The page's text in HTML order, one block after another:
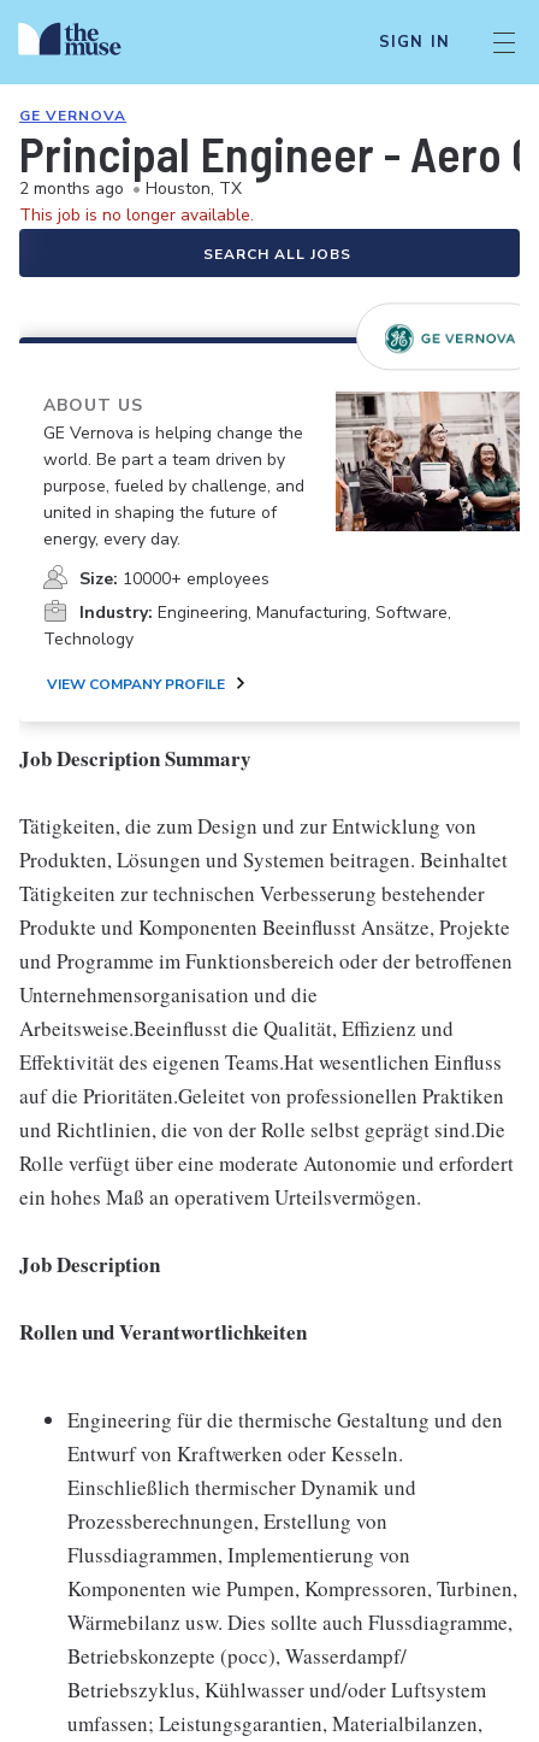
SIGN IN
GE VERNOVA
Principal Engineer - Aero
2 months ago • Houston, TX
This job is no longer available.
SEARCH ALL JOBS
ABOUT US
GE Vernova is helping change the
world. Be part a team driven by
purpose, fueled by challenge, and
united in shaping the future of
energy, every day.
Size: 10000+ employees
Industry: Engineering, Manufacturing, Software,
Technology
VIEW COMPANY PROFILE
Job Description Summary
Tätigkeiten, die zum Design und zur Entwicklung von
Produkten, Lösungen und Systemen beitragen. Beinhaltet
Tätigkeiten zur technischen Verbesserung bestehender
Produkte und Komponenten Beeinflusst Ansätze, Projekte
und Programme im Funktionsbereich oder der betroffenen
Unternehmensorganisation und die
Arbeitsweise.Beeinflusst die Qualität, Effizienz und
Effektivität des eigenen Teams.Hat wesentlichen Einfluss
auf die Prioritäten.Geleitet von professionellen Praktiken
und Richtlinien, die von der Rolle selbst geprägt sind.Die
Rolle verfügt über eine moderate Autonomie und erfordert
ein hohes Maß an operativem Urteilsvermögen.
Job Description
Rollen und Verantwortlichkeiten
Engineering für die thermische Gestaltung und den
Entwurf von Kraftwerken oder Kesseln.
Einschließlich thermischer Dynamik und
Prozessberechnungen, Erstellung von
Flussdiagrammen, Implementierung von
Komponenten wie Pumpen, Kompressoren, Turbinen,
Wärmebilanz usw. Dies sollte auch Flussdiagramme,
Betriebskonzepte (pocc), Wasserdampf/
Betriebszyklus, Kühlwasser und/oder Luftsystem
umfassen; Leistungsgarantien, Materialbilanzen,